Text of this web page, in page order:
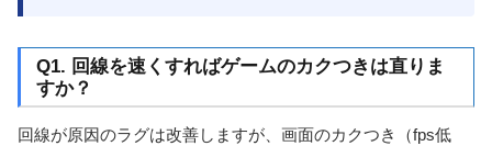
Q1. 回線を速くすればゲームのカクつきは直りま
すか？
回線が原因のラグは改善しますが、画面のカクつき（fps低